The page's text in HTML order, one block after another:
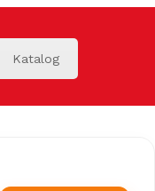
Katalog